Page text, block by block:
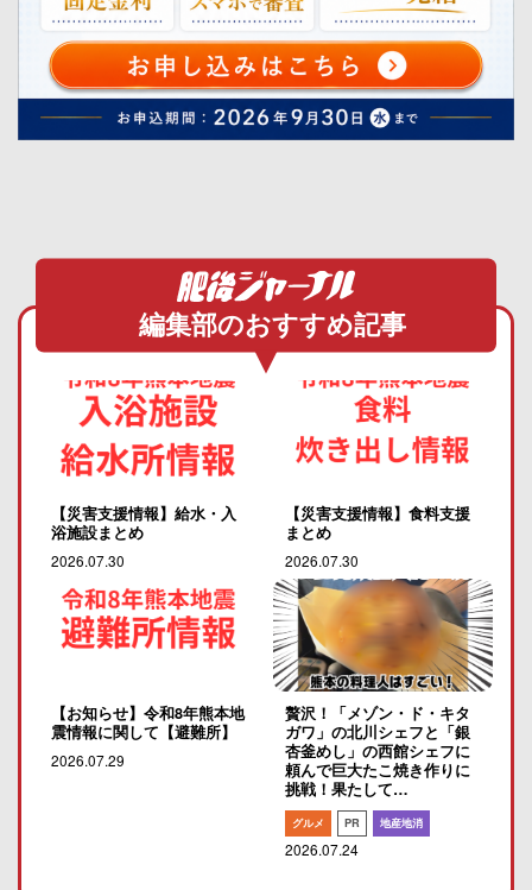
編集部のおすすめ記事
【災害支援情報】給水・入
浴施設まとめ
2026.07.30
【災害支援情報】食料支援
まとめ
2026.07.30
【お知らせ】令和8年熊本地
震情報に関して【避難所】
2026.07.29
贅沢！「メゾン・ド・キタ
ガワ」の北川シェフと「銀
杏釜めし」の西館シェフに
頼んで巨大たこ焼き作りに
挑戦！果たして…
グルメ PR 地産地消
2026.07.24